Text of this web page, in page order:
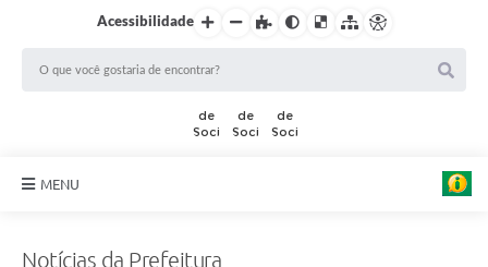
Acessibilidade
MENU
Notícias da Prefeitura